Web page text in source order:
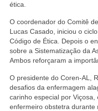
Eleições
Agenda do
Editais e licitação
Eleições
Fiscalização
ética.
O coordenador do Comitê
Lucas Casado, iniciou o
Código de Ética. Depois o
sobre a Sistematização da
Ambos reforçaram a
O presidente do Coren-AL,
desafios da enfermagem
carinho especial por
enfermeiro obstetra durante